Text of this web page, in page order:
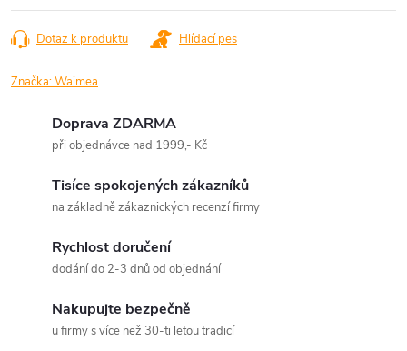
Dotaz k produktu Hlídací pes
Značka:Waimea
Doprava ZDARMA
při objednávce nad 1999,- Kč
Tisíce spokojených zákazníků
na základně zákaznických recenzí firmy
Rychlost doručení
dodání do 2-3 dnů od objednání
Nakupujte bezpečně
u firmy s více než 30-ti letou tradicí